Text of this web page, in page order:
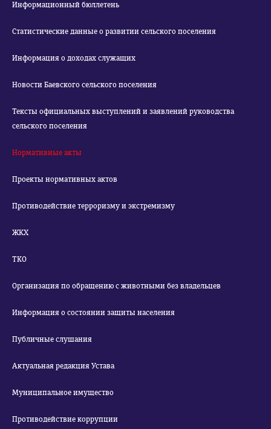
Информационный бюллетень
Статистические данные о развитии сельского поселения
Информация о доходах служащих
Новости Баевского сельского поселения
Тексты официальных выступлений и заявлений руководства
сельского поселения
Нормативные акты
Проекты нормативных актов
Противодействие терроризму и экстремизму
ЖКХ
ТКО
Организация по обращению с животными без владельцев
Информация о состоянии защиты населения
Публичные слушания
Актуальная редакция Устава
Муниципальное имущество
Противодействие коррупции